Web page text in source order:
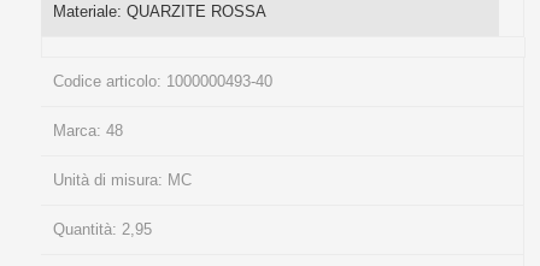
Materiale: QUARZITE ROSSA
Codice articolo: 1000000493-40
Marca: 48
Unità di misura: MC
Quantità: 2,95